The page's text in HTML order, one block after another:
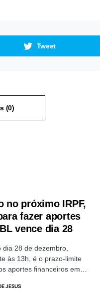
Tweet
(0)
no próximo IRPF,
fazer aportes
vence dia 28
dia 28 de dezembro,
às 13h, é o prazo-limite
aportes financeiros em…
JESUS